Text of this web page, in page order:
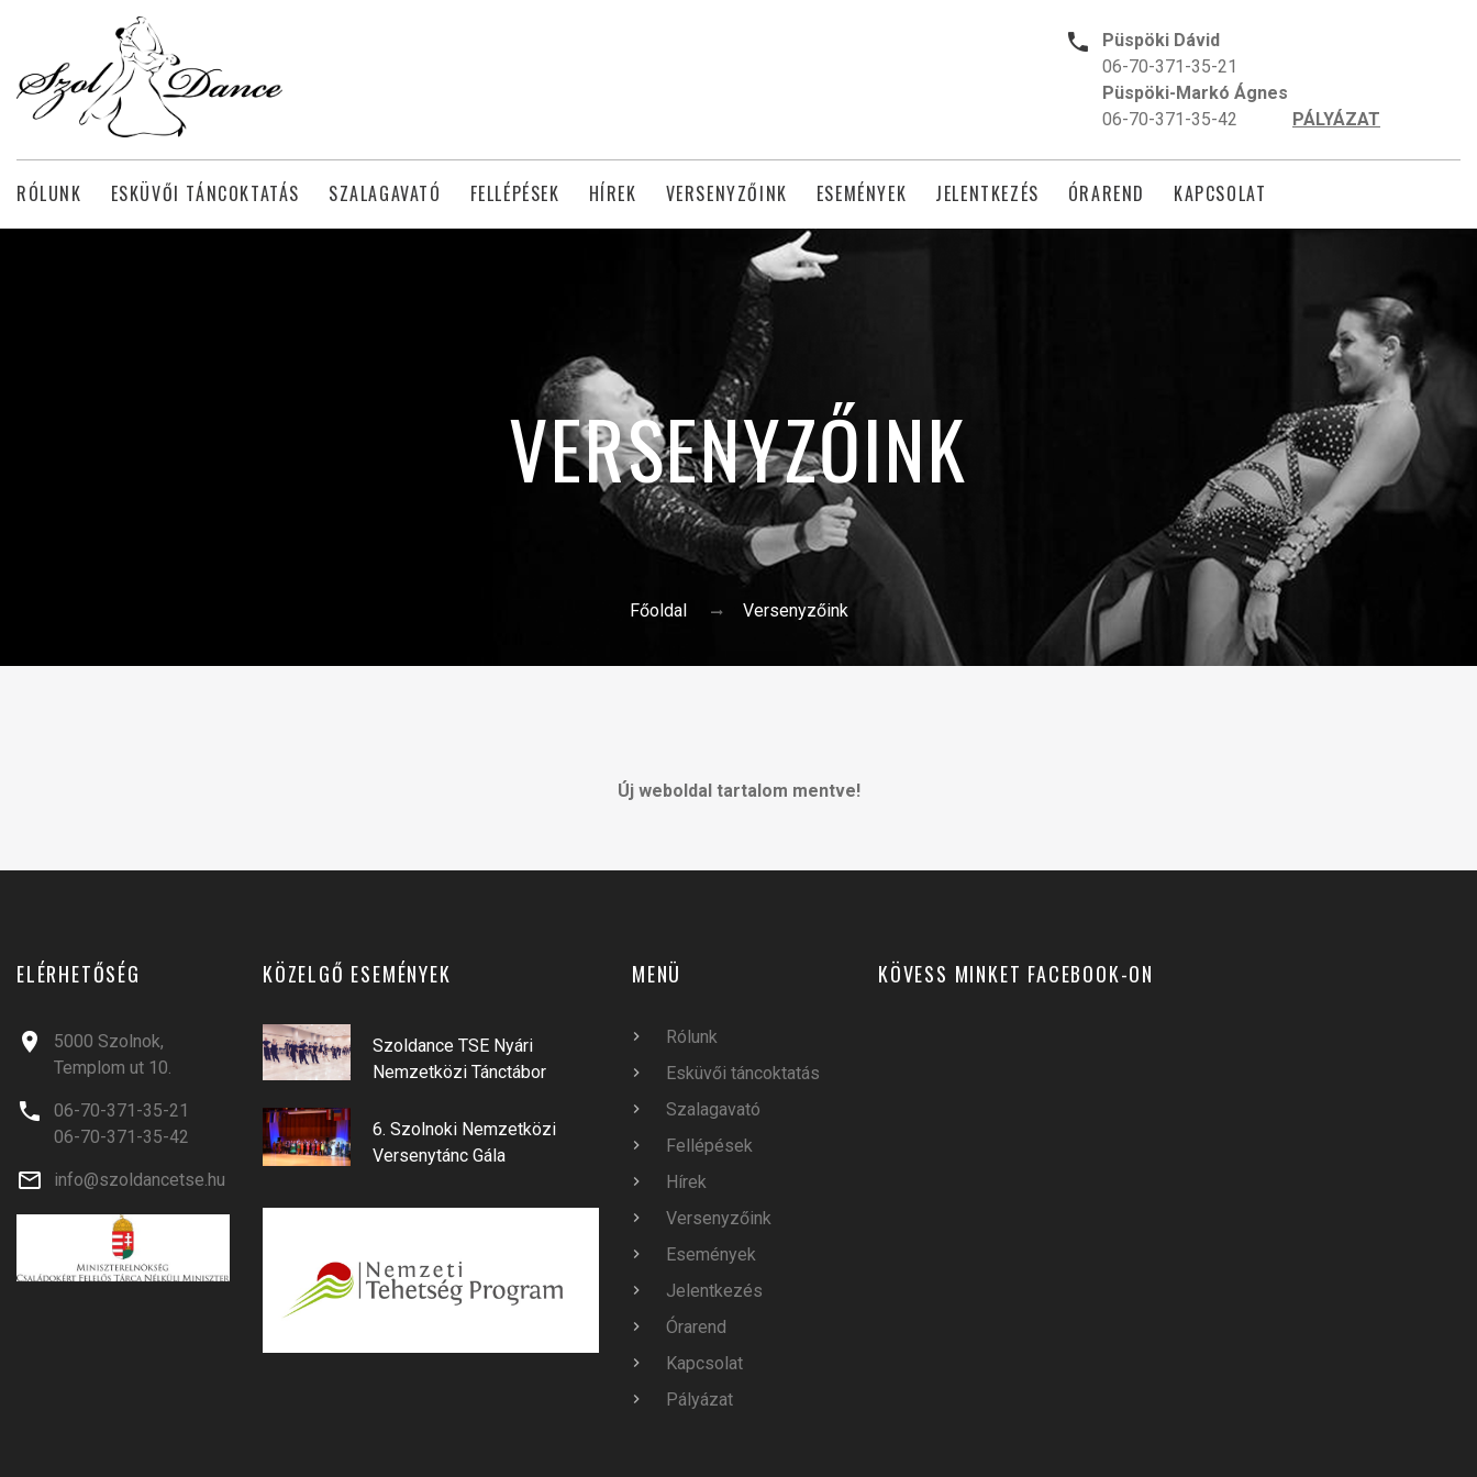
Püspöki Dávid
06-70-371-35-21
Püspöki-Markó Ágnes
06-70-371-35-42
PÁLYÁZAT
RÓLUNK ESKÜVŐI TÁNCOKTATÁS SZALAGAVATÓ FELLÉPÉSEK HÍREK VERSENYZŐINK ESEMÉNYEK JELENTKEZÉS ÓRAREND KAPCSOLAT
VERSENYZŐINK
Főoldal Versenyzőink
Új weboldal tartalom mentve!
ELÉRHETŐSÉG
5000 Szolnok,
Templom ut 10.
06-70-371-35-21
06-70-371-35-42
info@szoldancetse.hu
KÖZELGŐ ESEMÉNYEK
Szoldance TSE Nyári
Nemzetközi Tánctábor
6. Szolnoki Nemzetközi
Versenytánc Gála
MENÜ
Rólunk
Esküvői táncoktatás
Szalagavató
Fellépések
Hírek
Versenyzőink
Események
Jelentkezés
Órarend
Kapcsolat
Pályázat
KÖVESS MINKET FACEBOOK-ON